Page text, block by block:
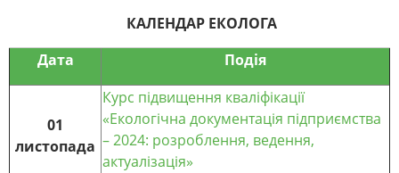
КАЛЕНДАР ЕКОЛОГА
Дата
Подія
01
листопада
Курс підвищення кваліфікації
«Екологічна документація підприємства
– 2024: розроблення, ведення,
актуалізація»